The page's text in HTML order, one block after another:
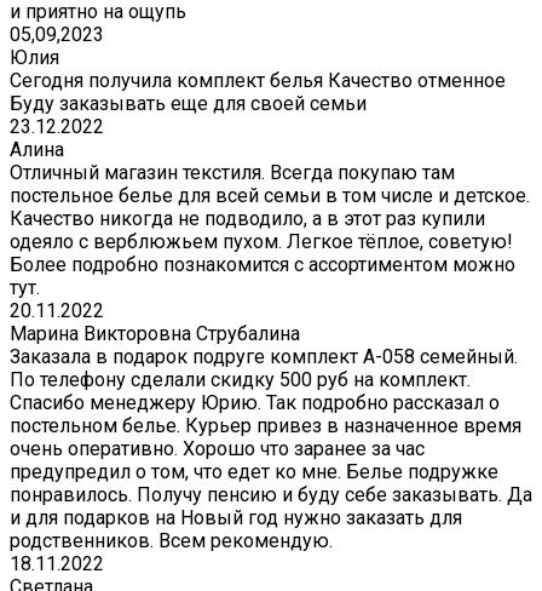
и приятно на ощупь
05,09,2023
Юлия
Сегодня получила комплект белья Качество отменное
Буду заказывать еще для своей семьи
23.12.2022
Алина
Отличный магазин текстиля. Всегда покупаю там
постельное белье для всей семьи в том числе и детское.
Качество никогда не подводило, а в этот раз купили
одеяло с верблюжьем пухом. Легкое тёплое, советую!
Более подробно познакомится с ассортиментом можно
тут.
20.11.2022
Марина Викторовна Струбалина
Заказала в подарок подруге комплект А-058 семейный.
По телефону сделали скидку 500 руб на комплект.
Спасибо менеджеру Юрию. Так подробно рассказал о
постельном белье. Курьер привез в назначенное время
очень оперативно. Хорошо что заранее за час
предупредил о том, что едет ко мне. Белье подружке
понравилось. Получу пенсию и буду себе заказывать. Да
и для подарков на Новый год нужно заказать для
родственников. Всем рекомендую.
18.11.2022
Светлана